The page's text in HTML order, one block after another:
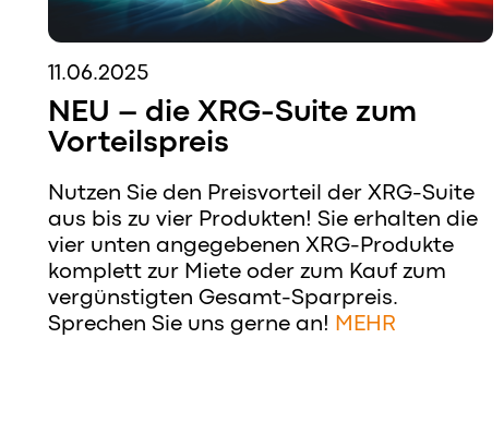
11.06.2025
NEU – die XRG-Suite zum
Vorteilspreis
Nutzen Sie den Preisvorteil der XRG-Suite
aus bis zu vier Produkten! Sie erhalten die
vier unten angegebenen XRG-Produkte
komplett zur Miete oder zum Kauf zum
vergünstigten Gesamt-Sparpreis.
Sprechen Sie uns gerne an! MEHR